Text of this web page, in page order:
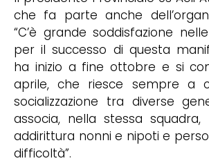
che fa parte anche
“C’è grande soddisfazione
per il successo di questa
ha inizio a fine ottobre e si
aprile, che riesce sempre a
socializzazione tra diverse
associa, nella stessa
addirittura nonni e nipoti e
difficoltà”.